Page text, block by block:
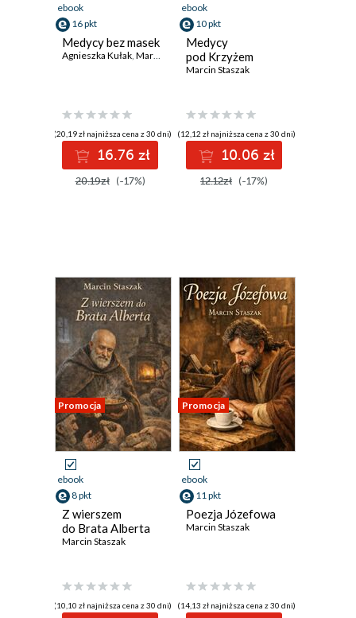
ebook
16 pkt
Medycy bez masek
Agnieszka Kułak, Marcin Staszak
(20,19 zł najniższa cena z 30 dni)
16.76 zł
20.19zł (-17%)
ebook
10 pkt
Medycy
pod Krzyżem
Marcin Staszak
(12,12 zł najniższa cena z 30 dni)
10.06 zł
12.12zł (-17%)
Promocja
ebook
8 pkt
Z wierszem
do Brata Alberta
Marcin Staszak
(10,10 zł najniższa cena z 30 dni)
Promocja
ebook
11 pkt
Poezja Józefowa
Marcin Staszak
(14,13 zł najniższa cena z 30 dni)